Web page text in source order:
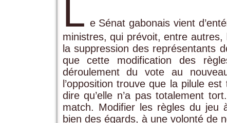
L e Sénat gabonais vient
ministres, qui prévoit, entre
la suppression des représentants
que cette modification des
déroulement du vote au
l’opposition trouve que la pilule
dire qu’elle n’a pas totalement
match. Modifier les règles du jeu
bien des égards, à une volonté de